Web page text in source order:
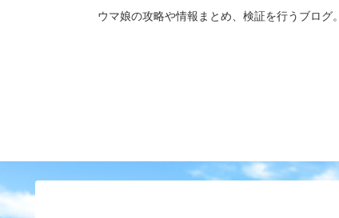
ウマ娘の攻略や情報まとめ、検証を行うブロ